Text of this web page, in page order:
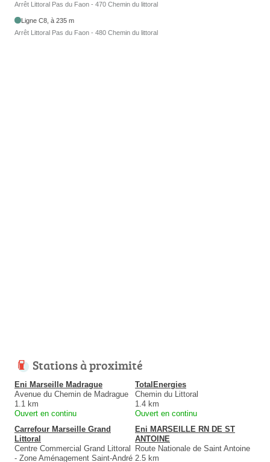
Arrêt Littoral Pas du Faon - 470 Chemin du littoral
Ligne C8, à 235 m
Arrêt Littoral Pas du Faon - 480 Chemin du littoral
Stations à proximité
Eni Marseille Madrague
Avenue du Chemin de Madrague
1.1 km
Ouvert en continu
TotalEnergies
Chemin du Littoral
1.4 km
Ouvert en continu
Carrefour Marseille Grand
Littoral
Centre Commercial Grand Littoral
- Zone Aménagement Saint-André
Eni MARSEILLE RN DE ST
ANTOINE
Route Nationale de Saint Antoine
2.5 km